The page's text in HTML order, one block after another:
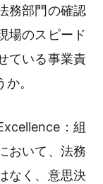
務部門の確認
場のスピード
ている事業責
。
：組
おいて、法務
なく、意思決